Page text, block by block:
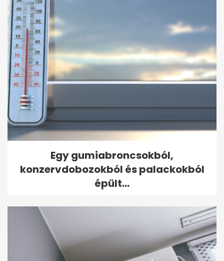
Egy gumiabroncsokból,
konzervdobozokból és palackokból
épült...